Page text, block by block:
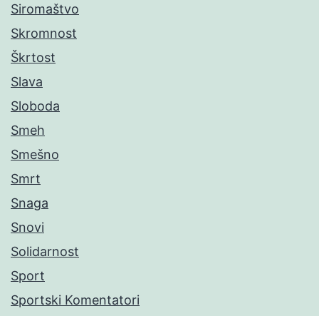
Siromaštvo
Skromnost
Škrtost
Slava
Sloboda
Smeh
Smešno
Smrt
Snaga
Snovi
Solidarnost
Sport
Sportski Komentatori